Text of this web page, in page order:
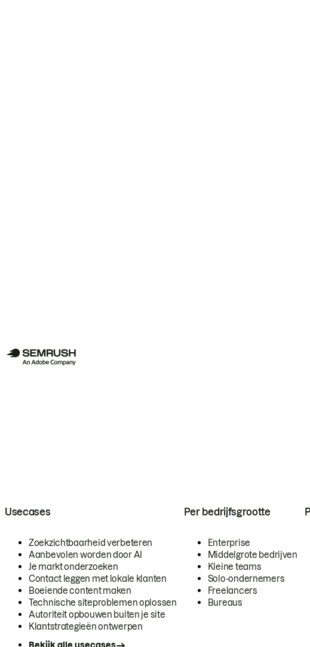
Usecases
Zoekzichtbaarheid verbeteren
Aanbevolen worden door AI
Je markt onderzoeken
Contact leggen met lokale klanten
Boeiende content maken
Technische siteproblemen oplossen
Autoriteit opbouwen buiten je site
Klantstrategieën ontwerpen
Per bedrijfsgrootte
Enterprise
Middelgrote bedrijven
Kleine teams
Solo-ondernemers
Freelancers
Bureaus